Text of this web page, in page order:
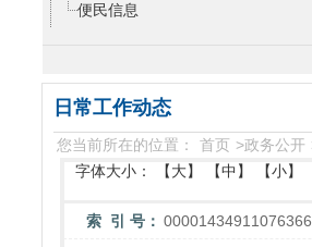
便民信息
日常工作动态
您当前所在的位置： 首页 >政务公开
字体大小：
【大】 【中】 【小】
索 引 号：